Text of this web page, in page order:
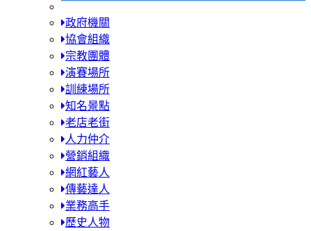
政府機關
協會組織
宗教團體
演賽場所
訓練場所
知名景點
老店老街
人力仲介
營銷組織
網紅藝人
傳藝達人
業務高手
歷史人物